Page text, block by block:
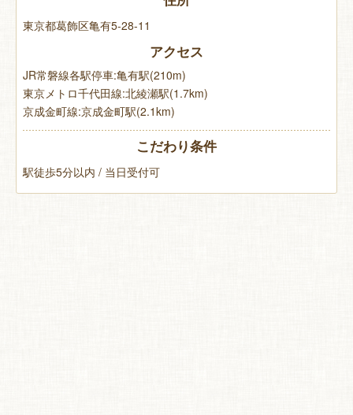
東京都葛飾区亀有5-28-11
アクセス
JR常磐線各駅停車:亀有駅(210m)
東京メトロ千代田線:北綾瀬駅(1.7km)
京成金町線:京成金町駅(2.1km)
こだわり条件
駅徒歩5分以内 / 当日受付可